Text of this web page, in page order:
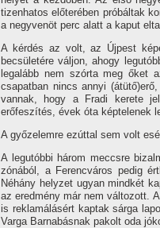
tizenhatos előterében próbáltak
a negyvenöt perc alatt a kaput
A kérdés az volt, az Újpest
becsületére váljon, ahogy
legalább nem szórta meg őket
csapatban nincs annyi
vannak, hogy a Fradi kerete
erőfeszítés, évek óta képtelenek
A győzelemre ezúttal sem volt
A legutóbbi három meccsre
zónából, a Ferencváros pedig
Néhány helyzet ugyan mindkét
az eredmény már nem változott.
is reklamálásért kaptak sárga
Varga Barnabásnak pakolt oda